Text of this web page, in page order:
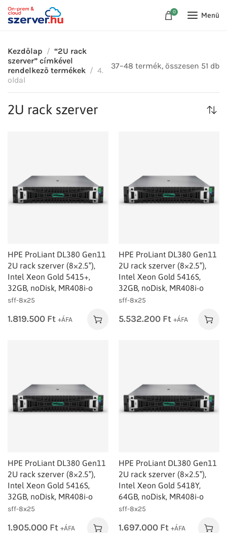
0 Menü
Kezdőlap
“2U rack
szerver” címkével
rendelkező termékek
4.
oldal
37–48 termék, összesen 51 db
2U rack szerver
HPE ProLiant DL380 Gen11
2U rack szerver (8×2.5″),
Intel Xeon Gold 5415+,
32GB, noDisk, MR408i-o
sff-8x25
1.819.500 Ft +ÁFA
HPE ProLiant DL380 Gen11
2U rack szerver (8×2.5″),
Intel Xeon Gold 5416S,
32GB, noDisk, MR408i-o
sff-8x25
5.532.200 Ft +ÁFA
HPE ProLiant DL380 Gen11
2U rack szerver (8×2.5″),
Intel Xeon Gold 5416S,
32GB, noDisk, MR408i-o
sff-8x25
1.905.000 Ft +ÁFA
HPE ProLiant DL380 Gen11
2U rack szerver (8×2.5″),
Intel Xeon Gold 5418Y,
64GB, noDisk, MR408i-o
sff-8x25
1.697.000 Ft +ÁFA